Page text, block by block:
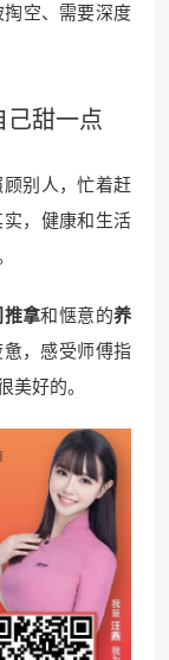
空、需要深度
己甜一点
别人，忙着赶
，健康和生活
推拿和惬意的养
，感受师傅指
美好的。